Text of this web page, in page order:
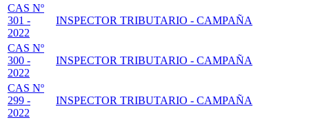
CAS Nº
301 -
2022
INSPECTOR TRIBUTARIO - CAMPAÑA
CAS Nº
300 -
2022
INSPECTOR TRIBUTARIO - CAMPAÑA
CAS Nº
299 -
2022
INSPECTOR TRIBUTARIO - CAMPAÑA